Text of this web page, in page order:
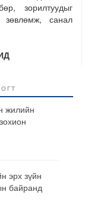
зорилтуудыг
зөвлөмж, санал
жилийн
эрх зүйн
байранд